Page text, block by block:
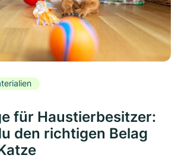
für Haustierbesitzer:
den richtigen Belag